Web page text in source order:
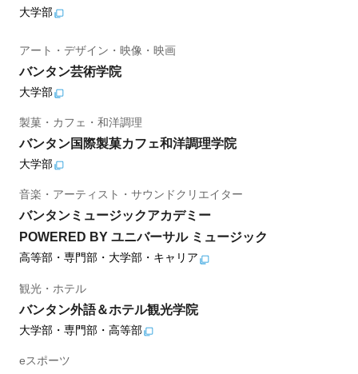
大学部
アート・デザイン・映像・映画
バンタン芸術学院
大学部
製菓・カフェ・和洋調理
バンタン国際製菓カフェ和洋調理学院
大学部
音楽・アーティスト・サウンドクリエイター
バンタンミュージックアカデミー
POWERED BY ユニバーサル ミュージック
高等部・専門部・大学部・キャリア
観光・ホテル
バンタン外語＆ホテル観光学院
大学部・専門部・高等部
eスポーツ